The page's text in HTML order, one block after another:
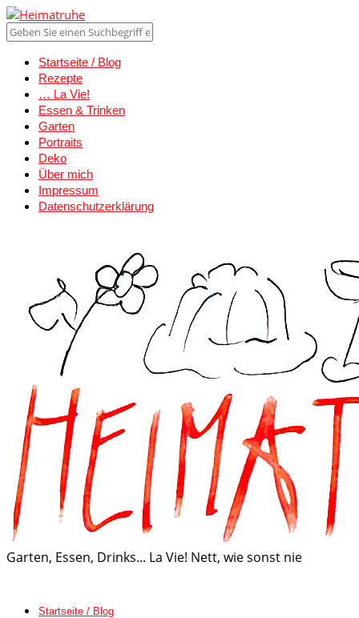
Startseite / Blog
Rezepte
… La Vie!
Essen & Trinken
Garten
Portraits
Deko
Über mich
Impressum
Datenschutzerklärung
Garten, Essen, Drinks... La Vie! Nett, wie sonst nie
Startseite / Blog